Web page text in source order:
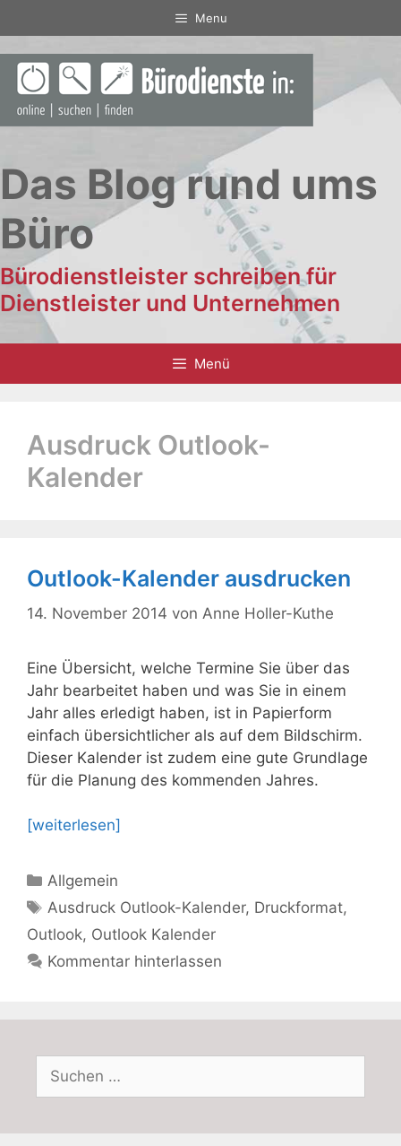
Inhalt
springen
Menu
Das Blog rund ums
Büro
Bürodienstleister schreiben für
Dienstleister und Unternehmen
Menü
Ausdruck Outlook-
Kalender
Outlook-Kalender ausdrucken
14. November 2014 von Anne Holler-Kuthe
Eine Übersicht, welche Termine Sie über das
Jahr bearbeitet haben und was Sie in einem
Jahr alles erledigt haben, ist in Papierform
einfach übersichtlicher als auf dem Bildschirm.
Dieser Kalender ist zudem eine gute Grundlage
für die Planung des kommenden Jahres.
[weiterlesen]
Kategorien
Allgemein
Schlagwörter
Ausdruck Outlook-Kalender, Druckformat,
Outlook, Outlook Kalender
Kommentar hinterlassen
Suchen
nach: